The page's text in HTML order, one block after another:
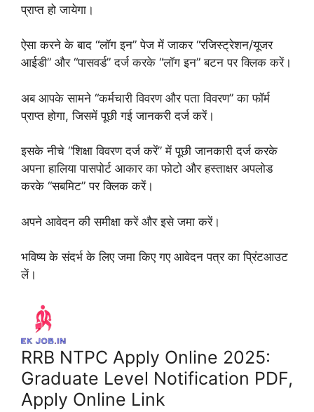
प्राप्त हो जायेगा।
ऐसा करने के बाद “लॉग इन” पेज में जाकर “रजिस्ट्रेशन/यूजर
आईडी” और “पासवर्ड” दर्ज करके “लॉग इन” बटन पर क्लिक करें।
अब आपके सामने “कर्मचारी विवरण और पता विवरण” का फॉर्म
प्राप्त होगा, जिसमें पूछी गई जानकरी दर्ज करें।
इसके नीचे “शिक्षा विवरण दर्ज करें” में पूछी जानकारी दर्ज करके
अपना हालिया पासपोर्ट आकार का फोटो और हस्ताक्षर अपलोड
करके “सबमिट” पर क्लिक करें।
अपने आवेदन की समीक्षा करें और इसे जमा करें।
भविष्य के संदर्भ के लिए जमा किए गए आवेदन पत्र का प्रिंटआउट
लें।
RRB NTPC Apply Online 2025:
Graduate Level Notification PDF,
Apply Online Link